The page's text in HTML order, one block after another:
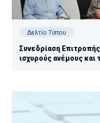
Δελτίο Τύπου
Συνεδρίαση
ισχυρούς ανέμους